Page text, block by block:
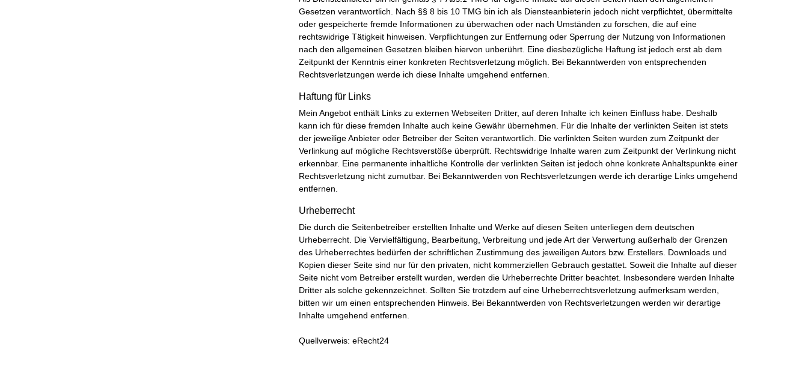
Gesetzen verantwortlich. Nach §§ 8 bis 10 TMG bin ich als Diensteanbieterin jedoch nicht verpflichtet, übermittelte
oder gespeicherte fremde Informationen zu überwachen oder nach Umständen zu forschen, die auf eine
rechtswidrige Tätigkeit hinweisen. Verpflichtungen zur Entfernung oder Sperrung der Nutzung von Informationen
nach den allgemeinen Gesetzen bleiben hiervon unberührt. Eine diesbezügliche Haftung ist jedoch erst ab dem
Zeitpunkt der Kenntnis einer konkreten Rechtsverletzung möglich. Bei Bekanntwerden von entsprechenden
Rechtsverletzungen werde ich diese Inhalte umgehend entfernen.
Haftung für Links
Mein Angebot enthält Links zu externen Webseiten Dritter, auf deren Inhalte ich keinen Einfluss habe. Deshalb
kann ich für diese fremden Inhalte auch keine Gewähr übernehmen. Für die Inhalte der verlinkten Seiten ist stets
der jeweilige Anbieter oder Betreiber der Seiten verantwortlich. Die verlinkten Seiten wurden zum Zeitpunkt der
Verlinkung auf mögliche Rechtsverstöße überprüft. Rechtswidrige Inhalte waren zum Zeitpunkt der Verlinkung nicht
erkennbar. Eine permanente inhaltliche Kontrolle der verlinkten Seiten ist jedoch ohne konkrete Anhaltspunkte einer
Rechtsverletzung nicht zumutbar. Bei Bekanntwerden von Rechtsverletzungen werde ich derartige Links umgehend
entfernen.
Urheberrecht
Die durch die Seitenbetreiber erstellten Inhalte und Werke auf diesen Seiten unterliegen dem deutschen
Urheberrecht. Die Vervielfältigung, Bearbeitung, Verbreitung und jede Art der Verwertung außerhalb der Grenzen
des Urheberrechtes bedürfen der schriftlichen Zustimmung des jeweiligen Autors bzw. Erstellers. Downloads und
Kopien dieser Seite sind nur für den privaten, nicht kommerziellen Gebrauch gestattet. Soweit die Inhalte auf dieser
Seite nicht vom Betreiber erstellt wurden, werden die Urheberrechte Dritter beachtet. Insbesondere werden Inhalte
Dritter als solche gekennzeichnet. Sollten Sie trotzdem auf eine Urheberrechtsverletzung aufmerksam werden,
bitten wir um einen entsprechenden Hinweis. Bei Bekanntwerden von Rechtsverletzungen werden wir derartige
Inhalte umgehend entfernen.
Quellverweis: eRecht24